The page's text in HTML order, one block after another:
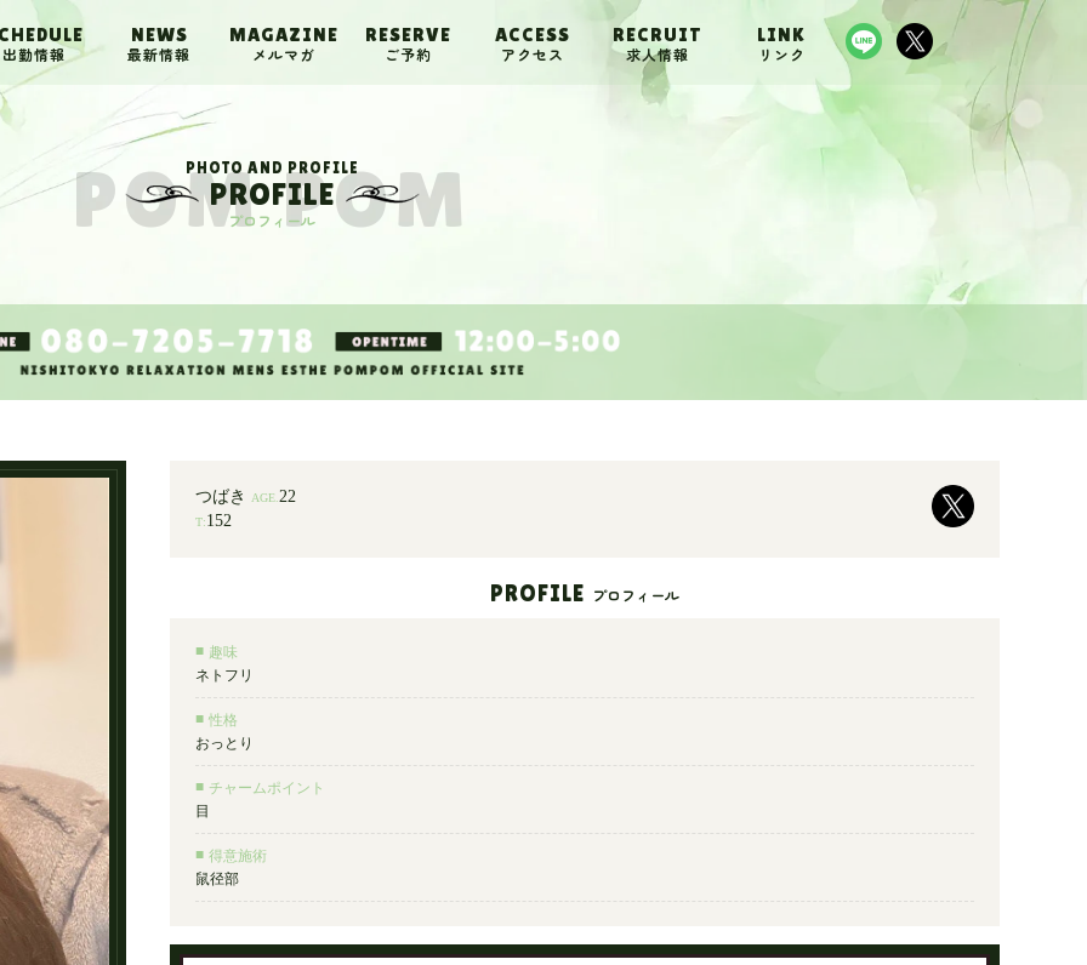
出勤情報
NEWS
最新情報
MAGAZINE
メルマガ
RESERVE
ご予約
ACCESS
アクセス
RECRUIT
求人情報
LINK
リンク
PHOTO AND PROFILE
PROFILE
プロフィール
つばき AGE. 22
T:152
PROFILE プロフィール
趣味
ネトフリ
性格
おっとり
チャームポイント
目
得意施術
鼠径部